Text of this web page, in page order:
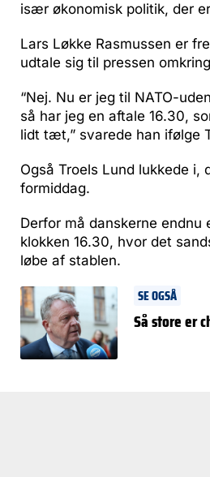
især økonomisk politik, der
Lars Løkke Rasmussen er
udtale sig til pressen
“Nej. Nu er jeg til NATO-
så har jeg en aftale 16.30,
lidt tæt,” svarede han ifølge
Også Troels Lund lukkede i,
formiddag.
Derfor må danskerne
klokken 16.30, hvor det
løbe af stablen.
SE OGSÅ
Så store er